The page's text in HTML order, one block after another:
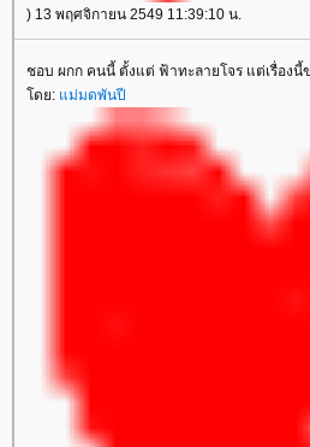
) 13 พฤศจิกายน 2549 11:39:10 น.
ชอบ ผกก คนนี้ ตั้งแต่ ฟ้าทะลายโจร แต่เรื่อง
ดย: ม่มดพันปี